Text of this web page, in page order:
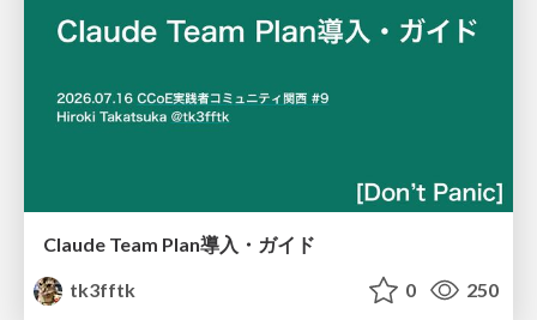
Claude Team Plan導入・ガイド
tk3fftk
0 250